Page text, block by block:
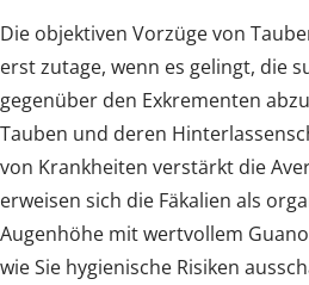
Die objektiven Vorzüge von
erst zutage, wenn es gelingt, die
gegenüber den Exkrementen
Tauben und deren
von Krankheiten verstärkt die
erweisen sich die Fäkalien als
Augenhöhe mit wertvollem
wie Sie hygienische Risiken